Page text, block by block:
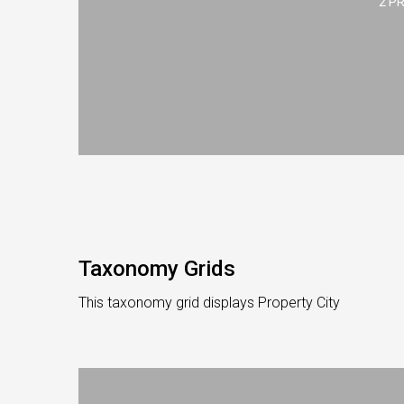
Taxonomy Grids
This taxonomy grid displays Property City